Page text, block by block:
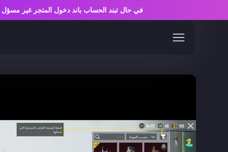
في حال تبند الحساب باند دخول المتجر غير